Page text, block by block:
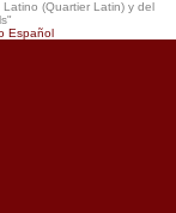
(Quartier Latin) y del
"
Español